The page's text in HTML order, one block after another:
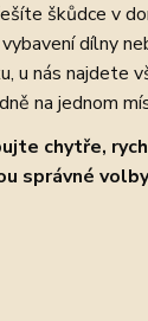
škůdce v
dílny
u nás najdete
na jednom
chytře,
správné